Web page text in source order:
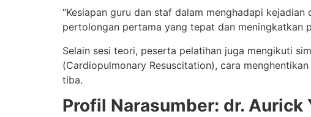
“Kesiapan guru dan staf dalam menghadapi
pertolongan pertama yang tepat dan meningkatkan
Selain sesi teori, peserta pelatihan juga mengikuti
(Cardiopulmonary Resuscitation), cara
tiba.
Profil Narasumber: dr. Aurick